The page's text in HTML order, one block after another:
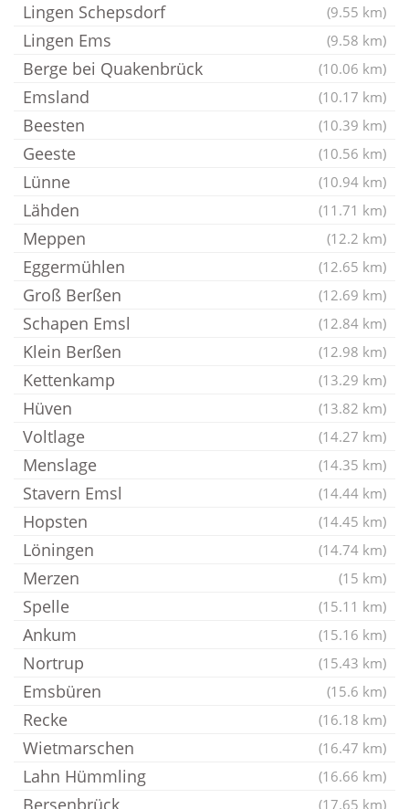
Lingen Schepsdorf (9.55 km)
Lingen Ems (9.58 km)
Berge bei Quakenbrück (10.06 km)
Emsland (10.17 km)
Beesten (10.39 km)
Geeste (10.56 km)
Lünne (10.94 km)
Lähden (11.71 km)
Meppen (12.2 km)
Eggermühlen (12.65 km)
Groß Berßen (12.69 km)
Schapen Emsl (12.84 km)
Klein Berßen (12.98 km)
Kettenkamp (13.29 km)
Hüven (13.82 km)
Voltlage (14.27 km)
Menslage (14.35 km)
Stavern Emsl (14.44 km)
Hopsten (14.45 km)
Löningen (14.74 km)
Merzen (15 km)
Spelle (15.11 km)
Ankum (15.16 km)
Nortrup (15.43 km)
Emsbüren (15.6 km)
Recke (16.18 km)
Wietmarschen (16.47 km)
Lahn Hümmling (16.66 km)
Bersenbrück (17.65 km)